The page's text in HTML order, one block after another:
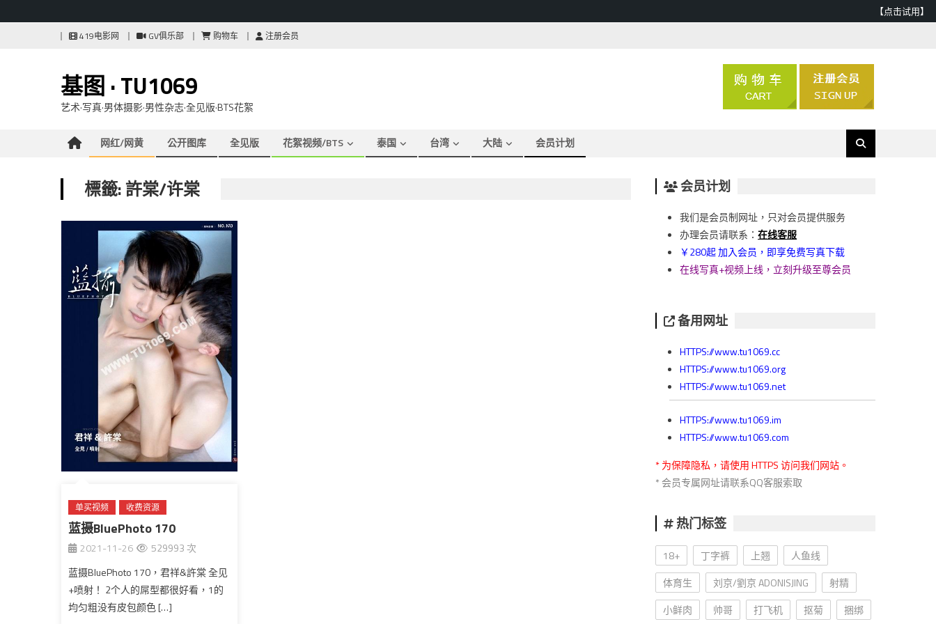
【点击试用】
419电影网 GV俱乐部 购物车 注册会员
基图 · TU1069
艺术·写真·男体摄影·男性杂志·全见版·BTS花絮
网红/网黄 公开图库 全见版 花絮视频/BTS 泰国 台湾 大陆 会员计划
標籤: 許棠/许棠
单买视频
收费资源
BTS拍摄花絮视频
全见版
蓝摄BluePhoto 170
2021-11-26
529993 次
蓝摄BluePhoto 170，君祥&許棠 全见
+喷射！ 2个人的屌型都很好看，1的
均匀粗没有皮包颜色 […]
会员计划
我们是会员制网址，只对会员提供服务
办理会员请联系：在线客服
￥280起 加入会员，即享免费写真下载
在线写真+视频上线，立刻升级至尊会员
备用网址
HTTPS://www.tu1069.cc
HTTPS://www.tu1069.org
HTTPS://www.tu1069.net
HTTPS://www.tu1069.im
HTTPS://www.tu1069.com
* 为保障隐私，请使用 HTTPS 访问我们网站。
* 会员专属网址请联系QQ客服索取
热门标签
18+ 丁字裤 上翘
人鱼线
体育生
刘京/劉京 ADONISJING
射精
小鲜肉
帅哥 打飞机 抠菊 捆绑